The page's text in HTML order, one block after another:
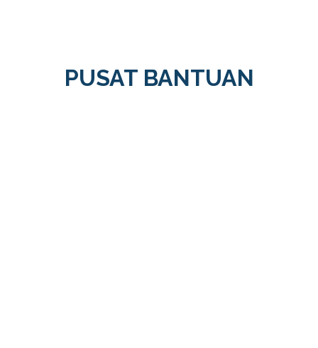
PUSAT BANTUAN